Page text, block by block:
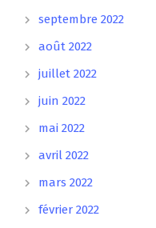
septembre 2022
août 2022
juillet 2022
juin 2022
mai 2022
avril 2022
mars 2022
février 2022